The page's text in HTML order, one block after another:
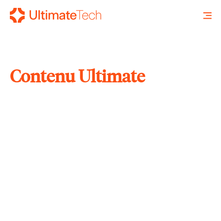
Contenu Ultimate